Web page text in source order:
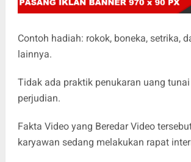
Contoh hadiah: rokok, boneka, setrika,
lainnya.
Tidak ada praktik penukaran uang
perjudian.
Fakta Video yang Beredar Video
karyawan sedang melakukan rapat